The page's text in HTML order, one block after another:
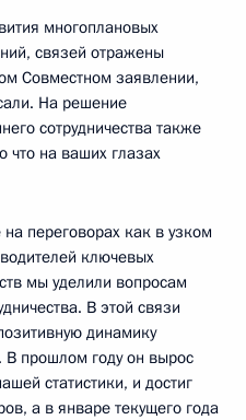
многоплановых
связей отражены
Совместном заявлении,
На решение
сотрудничества также
что на ваших глазах
переговорах как в узком
ключевых
мы уделили вопросам
В этой связи
динамику
В прошлом году он вырос
статистики, и достиг
а в январе текущего года